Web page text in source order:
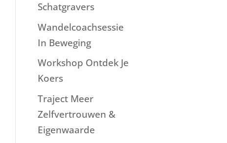
Schatgravers
Wandelcoachsessie
In Beweging
Workshop Ontdek Je
Koers
Traject Meer
Zelfvertrouwen &
Eigenwaarde